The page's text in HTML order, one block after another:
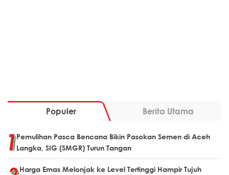
Populer Berita Utama
Pemulihan Pasca Bencana Bikin Pasokan Semen di Aceh
Langka, SIG (SMGR) Turun Tangan
Harga Emas Melonjak ke Level Tertinggi Hampir Tujuh